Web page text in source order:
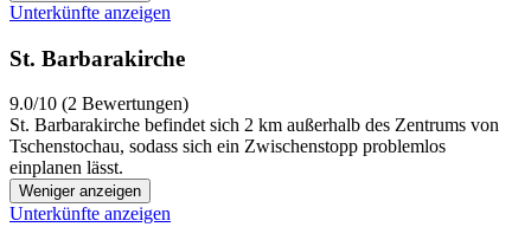
Unterkünfte anzeigen
St. Barbarakirche
9.0/10 (2 Bewertungen)
St. Barbarakirche befindet sich 2 km außerhalb des Zentrums von
Tschenstochau, sodass sich ein Zwischenstopp problemlos
einplanen lässt.
Weniger anzeigen
Unterkünfte anzeigen